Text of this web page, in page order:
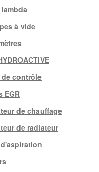
à vide
de contrôle
EGR
de chauffage
de radiateur